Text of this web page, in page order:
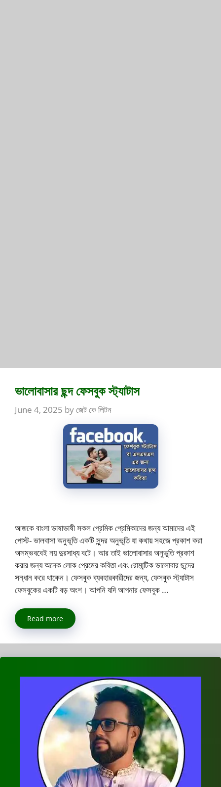
ভালোবাসার ছন্দ ফেসবুক স্ট্যাটাস
June 4, 2025 byজেট কে লিটন
আজকে বাংলা ভাষাভাষী সকল প্রেমিক প্রেমিকাদের জন্য আমাদের এই
পোস্ট- ভালবাসা অনুভূতি একটি সুন্দর অনুভূতি যা কথায় সহজে প্রকাশ করা
অসম্ভববেই নয় দুরসাধ্য বটে। আর তাই ভালোবাসার অনুভূতি প্রকাশ
করার জন্য অনেক লোক প্রেমের কবিতা এবং রোমান্টিক ভালোবার ছন্দের
সন্ধান করে থাকেন। ফেসবুক ব্যবহারকারীদের জন্য, ফেসবুক স্ট্যাটাস
ফেসবুকের একটি বড় অংশ। আপনি যদি আপনার ফেসবুক …
Read more